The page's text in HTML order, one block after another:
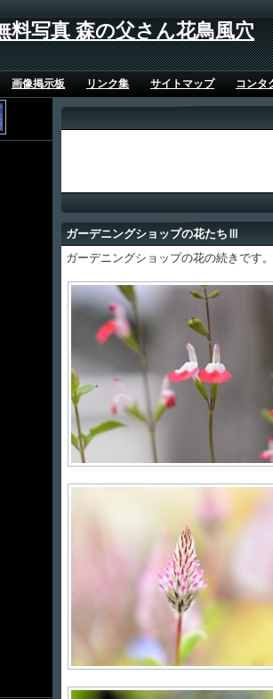
料写真 森の父さん花鳥風穴
画像掲示板 リンク集 サイトマップ コンタ
ガーデニングショップの花たちⅢ
ガーデニングショップの花の続きです。